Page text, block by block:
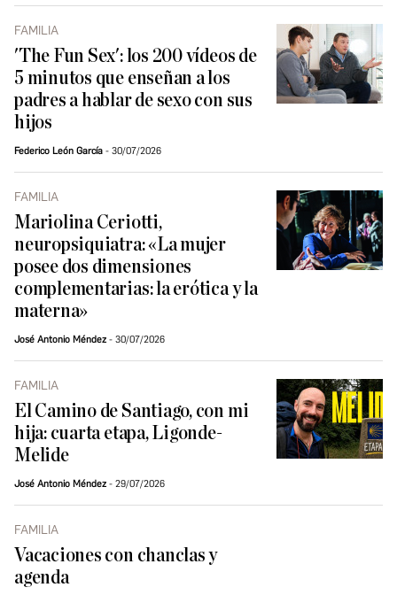
FAMILIA
'The Fun Sex': los 200 vídeos de
5 minutos que enseñan a los
padres a hablar de sexo con sus
hijos
Federico León García 30/07/2026
FAMILIA
Mariolina Ceriotti,
neuropsiquiatra: «La mujer
posee dos dimensiones
complementarias: la erótica y la
materna»
José Antonio Méndez 30/07/2026
FAMILIA
El Camino de Santiago, con mi
hija: cuarta etapa, Ligonde-
Melide
José Antonio Méndez 29/07/2026
FAMILIA
Vacaciones con chanclas y
agenda